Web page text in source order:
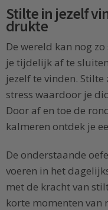
Stilte in jezelf
drukte
De wereld kan nog
je tijdelijk af te
jezelf te vinden.
stress waardoor je
Door af en toe de
kalmeren ontdek je
De onderstaande
voeren in het
met de kracht van
korte momenten van